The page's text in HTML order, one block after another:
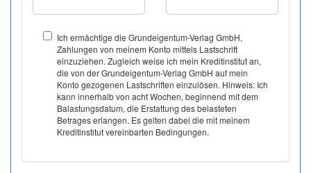
Ich ermächtige die Grundeigentum-Verlag GmbH,
Zahlungen von meinem Konto mittels Lastschrift
einzuziehen. Zugleich weise ich mein Kreditinstitut an,
die von der Grundeigentum-Verlag GmbH auf mein
Konto gezogenen Lastschriften einzulösen. Hinweis: Ich
kann innerhalb von acht Wochen, beginnend mit dem
Balastungsdatum, die Erstattung des belasteten
Betrages erlangen. Es gelten dabei die mit meinem
Kreditinstitut vereinbarten Bedingungen.